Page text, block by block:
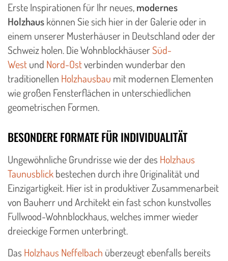
Erste Inspirationen für Ihr neues,modernes
Holzhauskönnen Sie sich hier in der Galerie oder in
einem unserer Musterhäuser in Deutschland oder der
Schweiz holen. Die WohnblockhäuserSüd-
Westund Nord-Ostverbinden wunderbar den
traditionellen Holzhausbau mit modernen Elementen
wie großen Fensterflächen in unterschiedlichen
geometrischen Formen.
BESONDERE FORMATE FÜR INDIVIDUALITÄT
Ungewöhnliche Grundrisse wie der des Holzhaus
Taunusblickbestechen durch ihre Originalität und
Einzigartigkeit. Hier ist in produktiver Zusammenarbeit
von Bauherr und Architekt ein fast schon kunstvolles
Fullwood-Wohnblockhaus, welches immer wieder
dreieckige Formen unterbringt.
Das Holzhaus Neffelbach überzeugt ebenfalls bereits